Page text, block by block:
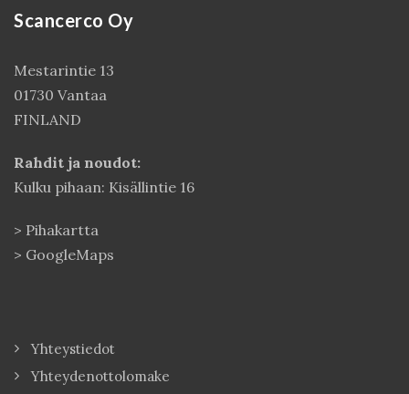
Scancerco Oy
Mestarintie 13
01730 Vantaa
FINLAND
Rahdit ja noudot:
Kulku pihaan: Kisällintie 16
> Pihakartta
> GoogleMaps
Yhteystiedot
Yhteydenottolomake